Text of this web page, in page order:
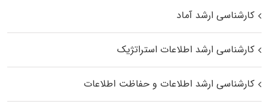
کارشناسی ارشد آماد
کارشناسی ارشد اطلاعات استراتژیک
کارشناسی ارشد اطلاعات و حفاظت اطلاعات